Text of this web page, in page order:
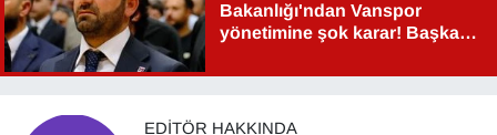
Bakanlığı'ndan Vanspor
yönetimine şok karar! Başkan
EDITÖR HAKKINDA